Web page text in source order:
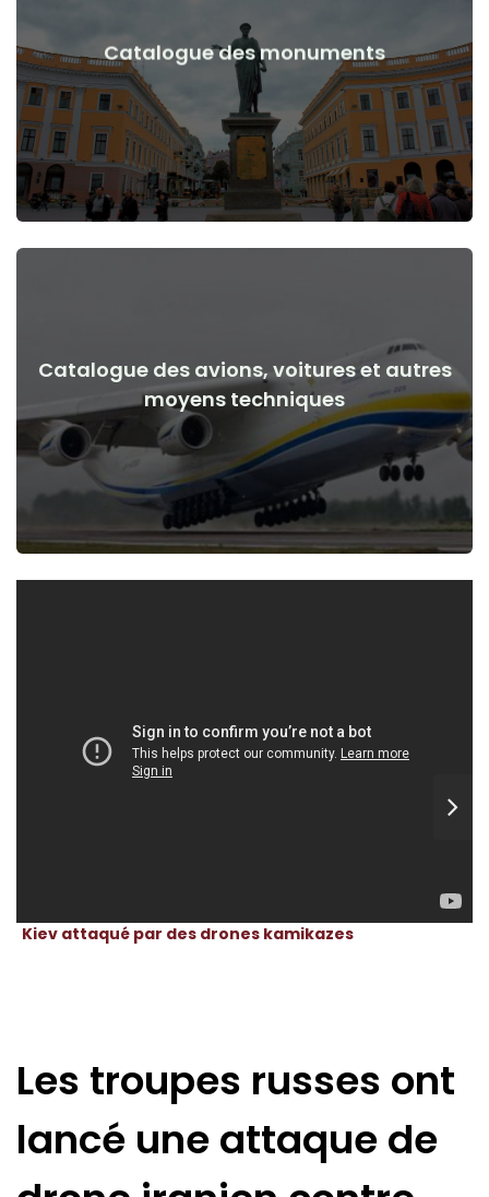
Catalogue des monuments
Monuments, œuvres d'art avant et après le début de la
guerre
Voir les détails
Catalogue des avions, voitures et autres
moyens techniques
Avions, voitures, moyens techniques avant et après le début
de la guerre
Voir les détails
Kiev attaqué par des drones kamikazes
Les troupes russes ont
lancé une attaque de